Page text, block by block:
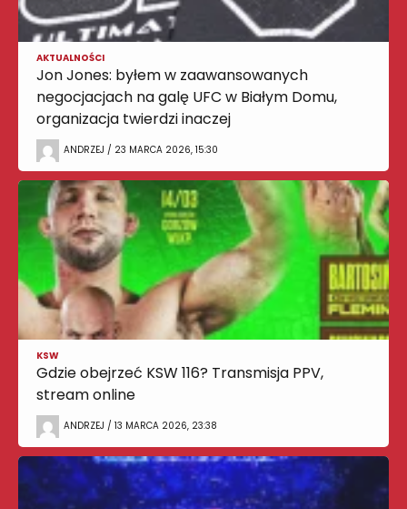
AKTUALNOŚCI
Jon Jones: byłem w zaawansowanych
negocjacjach na galę UFC w Białym Domu,
organizacja twierdzi inaczej
ANDRZEJ / 23 MARCA 2026, 15:30
KSW
Gdzie obejrzeć KSW 116? Transmisja PPV,
stream online
ANDRZEJ / 13 MARCA 2026, 23:38